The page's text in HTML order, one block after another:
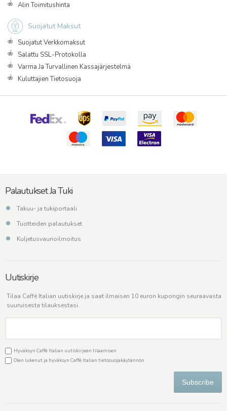
Alin Toimitushinta
Suojatut Maksut
Suojatut Verkkomaksut
Salattu SSL-Protokolla
Varma Ja Turvallinen Kassajärjestelmä
Kuluttajien Tietosuoja
Palautukset Ja Tuki
Takuu- ja tukiportaali
Tuotteiden palautukset
Kuljetusvaurioilmoitus
Uutiskirje
Tilaa Caffé Italian uutiskirje ja saat ilmaisen 10 euron kupongin seuraavasta
suuruisesta tilauksestasi.
Hyväksyn Caffè Italian uutiskirjeen tilaamisen
Olen lukenut ja hyväksyn Caffè Italian tietosuojakäytännön
Subscribe